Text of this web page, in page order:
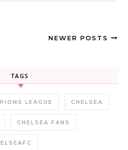
NEWER POSTS
TAGS
LEAGUE CHELSEA
CHELSEA FANS